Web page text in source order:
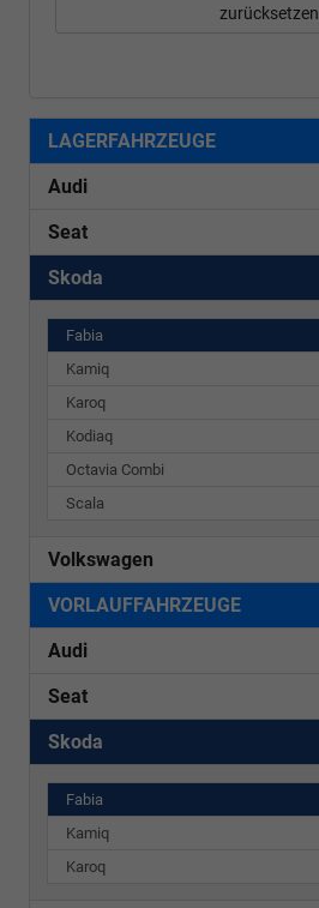
zurücksetzen
LAGERFAHRZEUGE
Audi
Seat
Skoda
Fabia
Kamiq
Karoq
Kodiaq
Octavia Combi
Scala
Volkswagen
VORLAUFFAHRZEUGE
Audi
Seat
Skoda
Fabia
Kamiq
Karoq